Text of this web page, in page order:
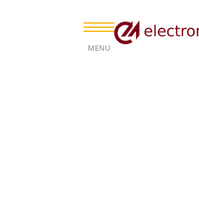
MENU